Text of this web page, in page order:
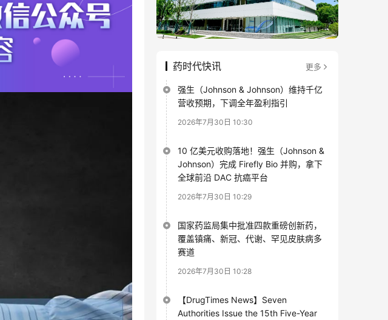
药时代快讯 更多
强生（Johnson & Johnson）维持千亿
营收预期，下调全年盈利指引
2026年7月30日 10:30
10 亿美元收购落地！强生（Johnson &
Johnson）完成 Firefly Bio 并购，拿下
全球前沿 DAC 抗癌平台
2026年7月30日 10:29
国家药监局集中批准四款重磅创新药，
覆盖镇痛、新冠、代谢、罕见皮肤病多
赛道
2026年7月30日 10:28
【DrugTimes News】Seven
Authorities Issue the 15th Five-Year